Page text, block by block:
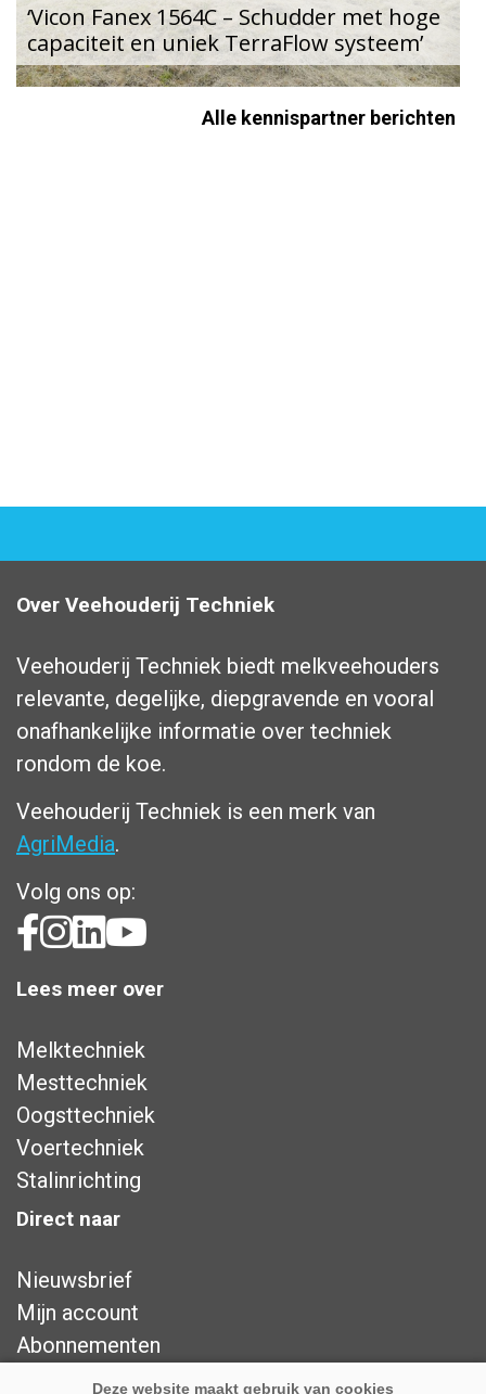
‘Vicon Fanex 1564C – Schudder met hoge
capaciteit en uniek TerraFlow systeem’
Alle kennispartner berichten
Over Veehouderij Techniek
Veehouderij Techniek biedt melkveehouders
relevante, degelijke, diepgravende en vooral
onafhankelijke informatie over techniek
rondom de koe.
Veehouderij Techniek is een merk van
AgriMedia.
Volg ons op:
Lees meer over
Melktechniek
Mesttechniek
Oogsttechniek
Voertechniek
Stalinrichting
Direct naar
Nieuwsbrief
Mijn account
Abonnementen
Adverteren